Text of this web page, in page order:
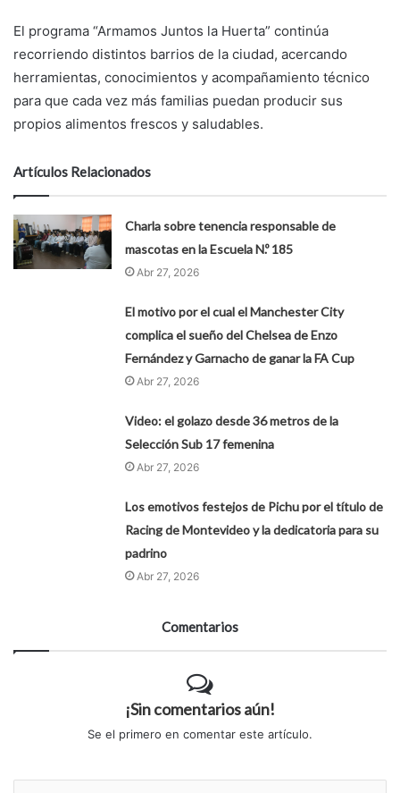
El programa “Armamos Juntos la Huerta” continúa
recorriendo distintos barrios de la ciudad, acercando
herramientas, conocimientos y acompañamiento técnico
para que cada vez más familias puedan producir sus
propios alimentos frescos y saludables.
Artículos Relacionados
Charla sobre tenencia responsable de
mascotas en la Escuela N.º 185
Abr 27, 2026
El motivo por el cual el Manchester City
complica el sueño del Chelsea de Enzo
Fernández y Garnacho de ganar la FA Cup
Abr 27, 2026
Video: el golazo desde 36 metros de la
Selección Sub 17 femenina
Abr 27, 2026
Los emotivos festejos de Pichu por el título de
Racing de Montevideo y la dedicatoria para su
padrino
Abr 27, 2026
Comentarios
¡Sin comentarios aún!
Se el primero en comentar este artículo.